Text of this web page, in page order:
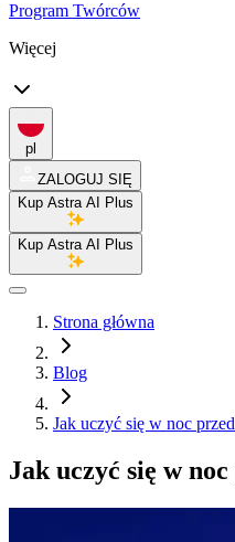
Program Twórców
Więcej
pl
ZALOGUJ SIĘ
Kup Astra AI Plus
Kup Astra AI Plus
Strona główna
Blog
Jak uczyć się w noc
Jak uczyć się w